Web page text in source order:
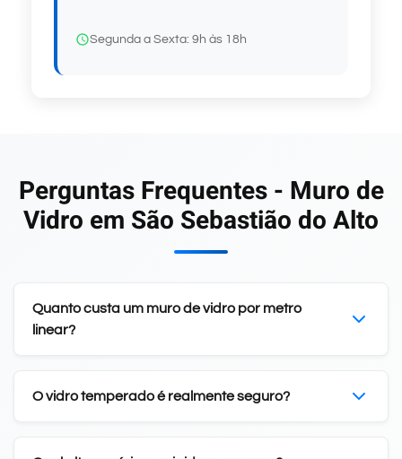
Segunda a Sexta: 9h às 18h
Perguntas Frequentes - Muro de
Vidro em São Sebastião do Alto
Quanto custa um muro de vidro por metro
linear?
O vidro temperado é realmente seguro?